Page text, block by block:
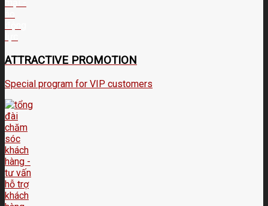
ATTRACTIVE PROMOTION
Special program for VIP customers